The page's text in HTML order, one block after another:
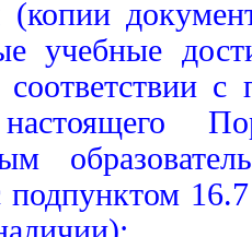
учебные
с
подпунктом